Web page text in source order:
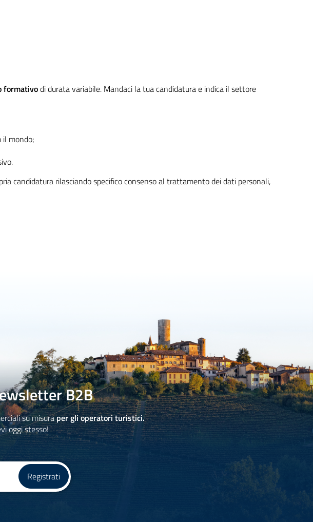
formativodi durata variabile. Mandaci la tua candidatura e indica il settore
mondo;
candidatura rilasciando specifico consenso al trattamento dei dati personali,
B2B
su misuraper gli operatori turistici.
oggi stesso!
Registrati